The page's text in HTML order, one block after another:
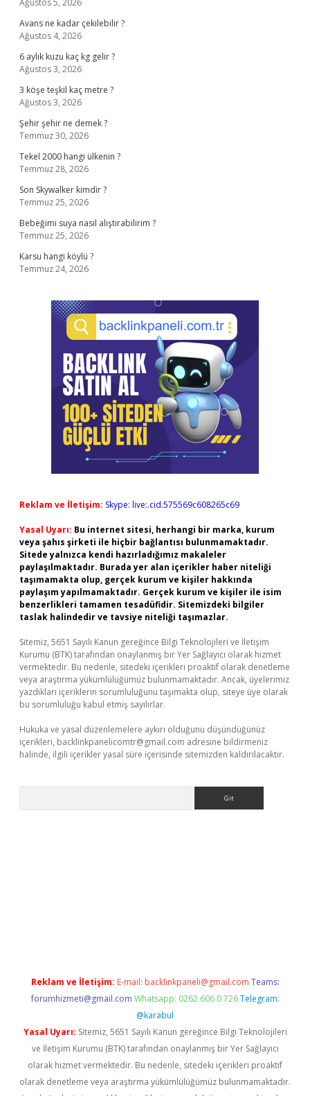
Ağustos 5, 2026
Avans ne kadar çekilebilir ?
Ağustos 4, 2026
6 aylık kuzu kaç kg gelir ?
Ağustos 3, 2026
3 köşe teşkil kaç metre ?
Ağustos 3, 2026
Şehir şehir ne demek ?
Temmuz 30, 2026
Tekel 2000 hangi ülkenin ?
Temmuz 28, 2026
Son Skywalker kimdir ?
Temmuz 25, 2026
Bebeğimi suya nasıl alıştırabilirim ?
Temmuz 25, 2026
Karsu hangi köylü ?
Temmuz 24, 2026
Reklam ve İletişim: Skype: live:.cid.575569c608265c69
Yasal Uyarı: Bu internet sitesi, herhangi bir marka, kurum
veya şahıs şirketi ile hiçbir bağlantısı bulunmamaktadır.
Sitede yalnızca kendi hazırladığımız makaleler
paylaşılmaktadır. Burada yer alan içerikler haber niteliği
taşımamakta olup, gerçek kurum ve kişiler hakkında
paylaşım yapılmamaktadır. Gerçek kurum ve kişiler ile isim
benzerlikleri tamamen tesadüfidir. Sitemizdeki bilgiler
taslak halindedir ve tavsiye niteliği taşımazlar.
Sitemiz, 5651 Sayılı Kanun gereğince Bilgi Teknolojileri ve İletişim
Kurumu (BTK) tarafından onaylanmış bir Yer Sağlayıcı olarak hizmet
vermektedir. Bu nedenle, sitedeki içerikleri proaktif olarak denetleme
veya araştırma yükümlülüğümüz bulunmamaktadır. Ancak, üyelerimiz
yazdıkları içeriklerin sorumluluğunu taşımakta olup, siteye üye olarak
bu sorumluluğu kabul etmiş sayılırlar.
Hukuka ve yasal düzenlemelere aykırı olduğunu düşündüğünüz
içerikleri, backlinkpanelicomtr@gmail.com adresine bildirmeniz
halinde, ilgili içerikler yasal süre içerisinde sitemizden kaldırılacaktır.
Reklam ve İletişim: E-mail: backlinkpaneli@gmail.com Teams:
forumhizmeti@gmail.com Whatsapp: 0262 606 0 726 Telegram:
@karabul
Yasal Uyarı: Sitemiz, 5651 Sayılı Kanun gereğince Bilgi Teknolojileri
ve İletişim Kurumu (BTK) tarafından onaylanmış bir Yer Sağlayıcı
olarak hizmet vermektedir. Bu nedenle, sitedeki içerikleri proaktif
olarak denetleme veya araştırma yükümlülüğümüz bulunmamaktadır.